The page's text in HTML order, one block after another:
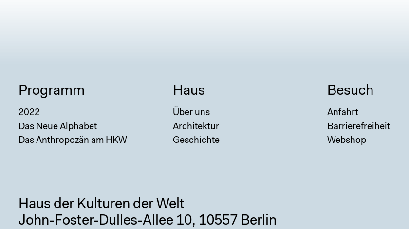
Programm
2022
Das Neue Alphabet
Das Anthropozän am HKW
Haus
Über uns
Architektur
Geschichte
Besuch
Anfahrt
Barrierefreiheit
Webshop
Haus der Kulturen der Welt
John-Foster-Dulles-Allee 10, 10557 Berlin